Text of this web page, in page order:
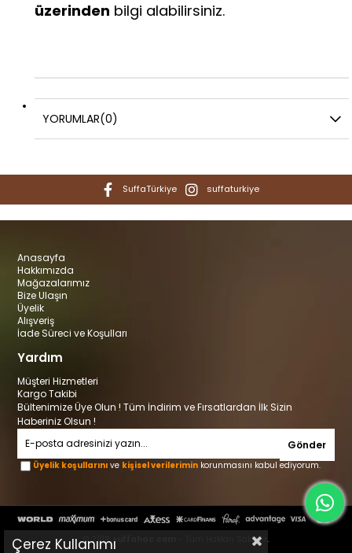
üzerinden bilgi alabilirsiniz.
YORUMLAR(0)
SuffaTürkiye suffaturkiye
Anasayfa
Hakkımızda
Mağazalarımız
Bize Ulaşın
Üyelik
Alışveriş
İade Süreci ve Koşulları
Yardım
Müşteri Hizmetleri
Kargo Takibi
Bültenimize Üye Olun ! Tüm İndirim ve Fırsatlardan İlk Sizin
Haberiniz Olsun !
Gönder
Üyelik koşullarını ve kişisel verilerimin korunmasını kabul ediyorum.
© 2019 suffahac.com - Tüm Hakları Saklıdır.
Çerez Kullanımı